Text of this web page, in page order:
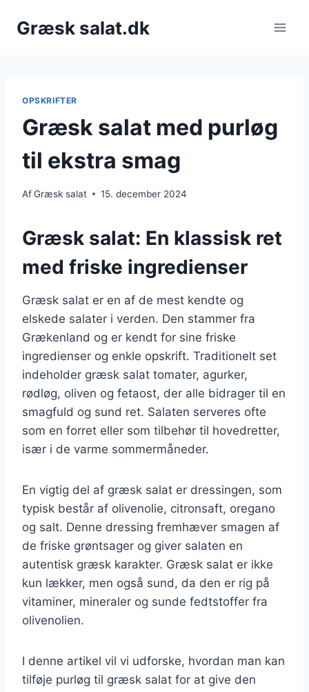
Græsk salat.dk
OPSKRIFTER
Græsk salat med purløg
til ekstra smag
AfGræsk salat 15. december 2024
Græsk salat: En klassisk ret
med friske ingredienser
Græsk salat er en af de mest kendte og
elskede salater i verden. Den stammer fra
Grækenland og er kendt for sine friske
ingredienser og enkle opskrift. Traditionelt set
indeholder græsk salat tomater, agurker,
rødløg, oliven og fetaost, der alle bidrager til en
smagfuld og sund ret. Salaten serveres ofte
som en forret eller som tilbehør til hovedretter,
især i de varme sommermåneder.
En vigtig del af græsk salat er dressingen, som
typisk består af olivenolie, citronsaft, oregano
og salt. Denne dressing fremhæver smagen af
de friske grøntsager og giver salaten en
autentisk græsk karakter. Græsk salat er ikke
kun lækker, men også sund, da den er rig på
vitaminer, mineraler og sunde fedtstoffer fra
olivenolien.
I denne artikel vil vi udforske, hvordan man kan
tilføje purløg til græsk salat for at give den